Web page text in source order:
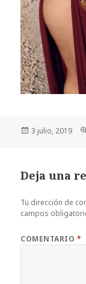
Publicado
3 julio, 2019
Deja una
Tu dirección de
campos
COMENTARIO *